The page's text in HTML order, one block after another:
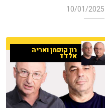
10/01/2025
רון קופמן ואריה
אלדד